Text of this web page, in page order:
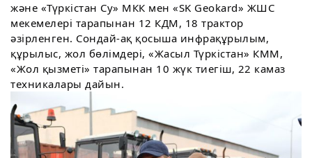
және «Түркістан Су» МКК мен «SK Geokard» ЖШС
мекемелері тарапынан 12 КДМ, 18 трактор
әзірленген. Сондай-ақ қосыша инфрақұрылым,
құрылыс, жол бөлімдері, «Жасыл Түркістан» КММ,
«Жол қызметі» тарапынан 10 жүк тиегіш, 22 камаз
техникалары дайын.